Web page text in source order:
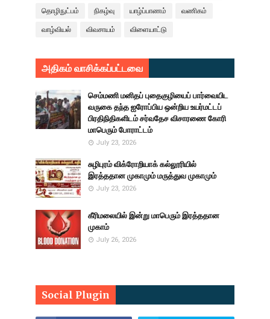
தொழிநுட்பம் நிகழ்வு யாழ்ப்பாணம் வணிகம்
வாழ்வியல் விவசாயம் விளையாட்டு
அதிகம் வாசிக்கப்பட்டவை
செம்மணி மனிதப் புதைகுழியைப் பார்வையிட
வருகை தந்த ஐரோப்பிய ஒன்றிய உயர்மட்டப்
பிரதிநிதிகளிடம் சர்வதேச விசாரணை கோரி
மாபெரும் போராட்டம்
July 23, 2026
சுழிபுரம் விக்ரோறியாக் கல்லூரியில்
இரத்ததான முகாமும் மருத்துவ முகாமும்
July 23, 2026
கீரிமலையில் இன்று மாபெரும் இரத்ததான
முகாம்
July 26, 2026
Social Plugin